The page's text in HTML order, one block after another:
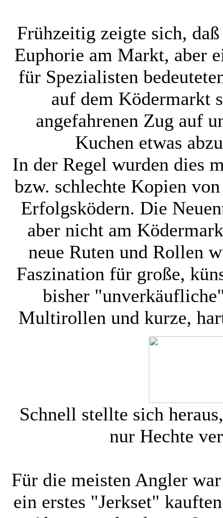
Frühzeitig zeigte sich,
Euphorie am Markt, aber
für Spezialisten
auf dem Ködermarkt
angefahrenen Zug auf
Kuchen etwas
In der Regel wurden dies
bzw. schlechte Kopien
Erfolgsködern. Die
aber nicht am
neue Ruten und Rollen
Faszination für große,
bisher
Multirollen und kurze,
Schnell stellte sich
nur Hechte
Für die meisten Angler
ein erstes "Jerkset"